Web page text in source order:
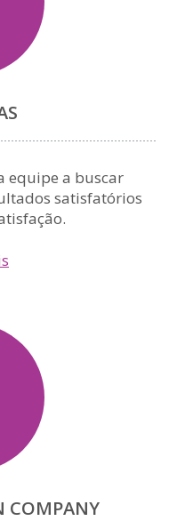
equipe a buscar
satisfatórios
COMPANY